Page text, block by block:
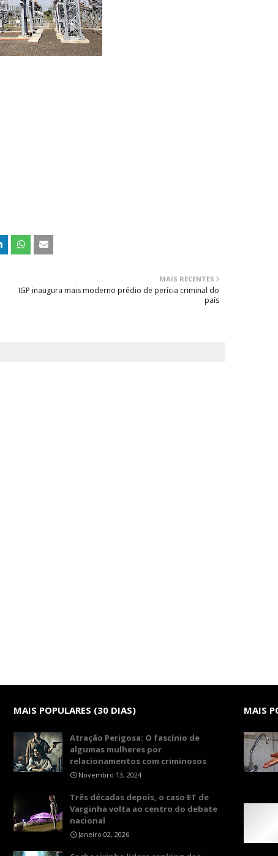
MAIS RECENTES
IGP inaugura mais moderno prédio de perícia criminal do
país
MAIS POPULARES (30 DIAS)
Atração Perigosa: O fascínio de
algumas mulheres por
relacionamentos com criminosos
Novembro 13, 2024
Três décadas depois, o caso ET de
Varginha volta ao centro do debate
nacional
Janeiro 02, 2026
MAIS